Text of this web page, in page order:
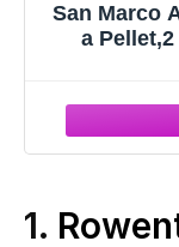
San Marco
a
1.